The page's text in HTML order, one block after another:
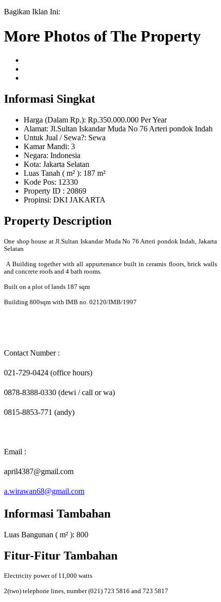
Bagikan Iklan Ini:
More Photos of The Property
Informasi Singkat
Harga (Dalam Rp.): Rp.350.000.000 Per Year
Alamat: Jl.Sultan Iskandar Muda No 76 Arteri pondok Indah
Untuk Jual / Sewa?: Sewa
Kamar Mandi: 3
Negara: Indonesia
Kota: Jakarta Selatan
Luas Tanah ( m² ): 187 m²
Kode Pos: 12330
Property ID : 20869
Propinsi: DKI JAKARTA
Property Description
One shop house at Jl.Sultan Iskandar Muda No 76 Arteri pondok Indah, Jakarta
Selatan
A Building together with all appurtenance built in ceramis floors, brick walls
and concrete roofs and 4 bath rooms.
Built on a plot of lands 187 sqm
Building 800sqm with IMB no. 02120/IMB/1997
Contact Number :
021-729-0424 (office hours)
0878-8388-0330 (dewi / call or wa)
0815-8853-771 (andy)
Email :
april4387@gmail.com
a.wirawan68@gmail.com
Informasi Tambahan
Luas Bangunan ( m² ): 800
Fitur-Fitur Tambahan
Electricity power of 11,000 watts
2(two) telephone lines, number (021) 723 5816 and 723 5817